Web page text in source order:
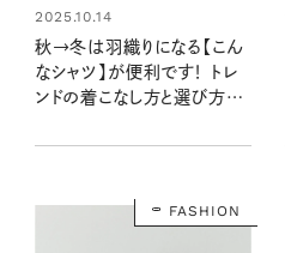
2025.10.14
秋→冬は羽織りになる【こん
なシャツ】が便利です！ トレ
ンドの着こなし方と選び方
FASHION